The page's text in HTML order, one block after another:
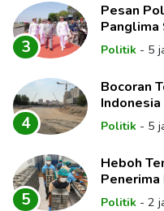
3
Pesan
Panglima
Politik - 5
4
Bocoran
Politik - 5
5
Heboh
Penerima
Politik - 2